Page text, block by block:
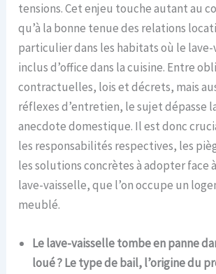
tensions. Cet enjeu touche autant au
qu’à la bonne tenue des relations
particulier dans les habitats où le
inclus d’office dans la cuisine. Entre
contractuelles, lois et décrets, mais
réflexes d’entretien, le sujet dépasse
anecdote domestique. Il est donc
les responsabilités respectives, les
les solutions concrètes à adopter face
lave-vaisselle, que l’on occupe un
meublé.
Le lave-vaisselle tombe en panne
loué ? Le type de bail, l’origine du